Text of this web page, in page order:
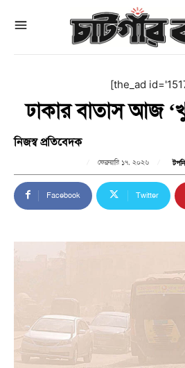
[the_ad
ঢাকার বাতাস আজ
নিজস্ব প্রতিবেদক
ফেব্রুয়ারি ১৭, ২০২৬
Facebook Twitter